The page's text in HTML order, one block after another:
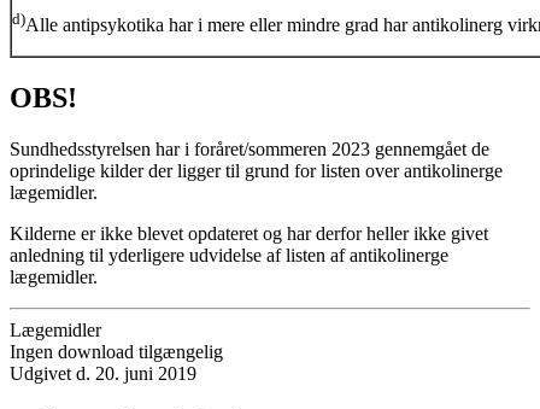
d)Alle antipsykotika har i mere eller mindre grad har antikolinerg
OBS!
Sundhedsstyrelsen har i foråret/sommeren 2023 gennemgået de
oprindelige kilder der ligger til grund for listen over antikolinerge
lægemidler.
Kilderne er ikke blevet opdateret og har derfor heller ikke givet
anledning til yderligere udvidelse af listen af antikolinerge
lægemidler.
Lægemidler
Ingen download tilgængelig
Udgivet d. 20. juni 2019